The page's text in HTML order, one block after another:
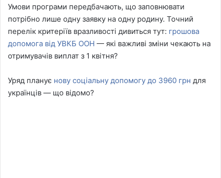
Умови програми передбачають, що заповнювати
потрібно лише одну заявку на одну родину. Точний
перелік критеріїв вразливості дивиться тут: грошова
допомога від УВКБ ООН — які важливі зміни чекають на
отримувачів виплат з 1 квітня?
Уряд планує нову соціальну допомогу до 3960 грн для
українців — що відомо?